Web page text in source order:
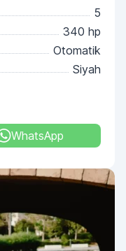
5
340 hp
Otomatik
Siyah
WhatsApp